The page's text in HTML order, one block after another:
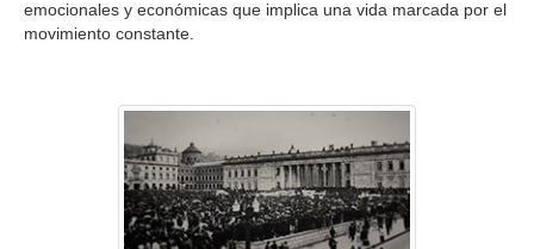
emocionales y económicas que implica una vida marcada por el
movimiento constante.